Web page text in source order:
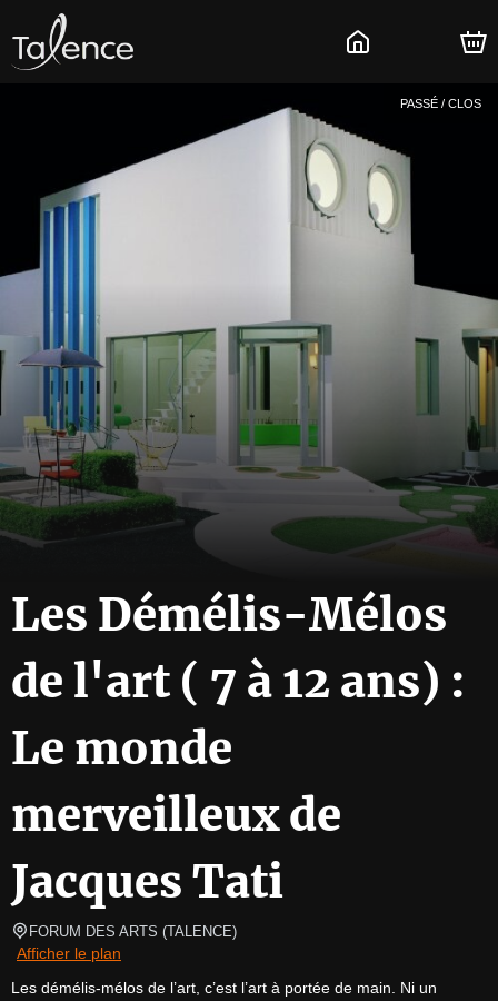
PASSÉ / CLOS
Les Démélis-Mélos
de l'art ( 7 à 12 ans) :
Le monde
merveilleux de
Jacques Tati
FORUM DES ARTS (TALENCE)
Afficher le plan
Les démélis-mélos de l’art, c’est l’art à portée de main. Ni un